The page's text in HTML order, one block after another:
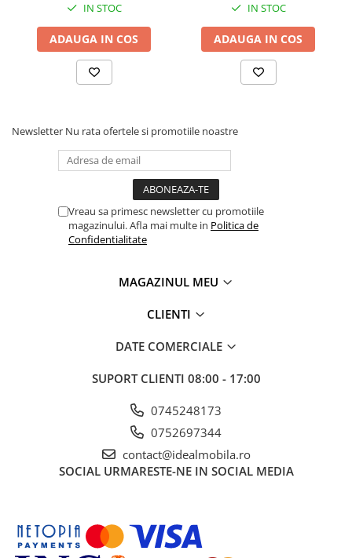
IN STOC
ADAUGA IN COS
IN STOC
ADAUGA IN COS
Newsletter Nu rata ofertele si promotiile noastre
Vreau sa primesc newsletter cu promotiile
magazinului. Afla mai multe in Politica de
Confidentialitate
MAGAZINUL MEU
CLIENTI
DATE COMERCIALE
SUPORT CLIENTI 08:00 - 17:00
0745248173
0752697344
contact@idealmobila.ro
SOCIAL URMARESTE-NE IN SOCIAL MEDIA